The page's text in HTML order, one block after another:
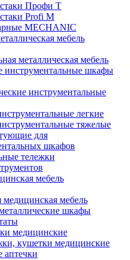
Профи Т
Profi M
MECHANIC
мебель
металлическая мебель
инструментальные шкафы
инструментальные
легкие
тяжелые
для
шкафов
тележки
мебель
медицинская мебель
шкафы
медицинские
кушетки медицинские
аптечки